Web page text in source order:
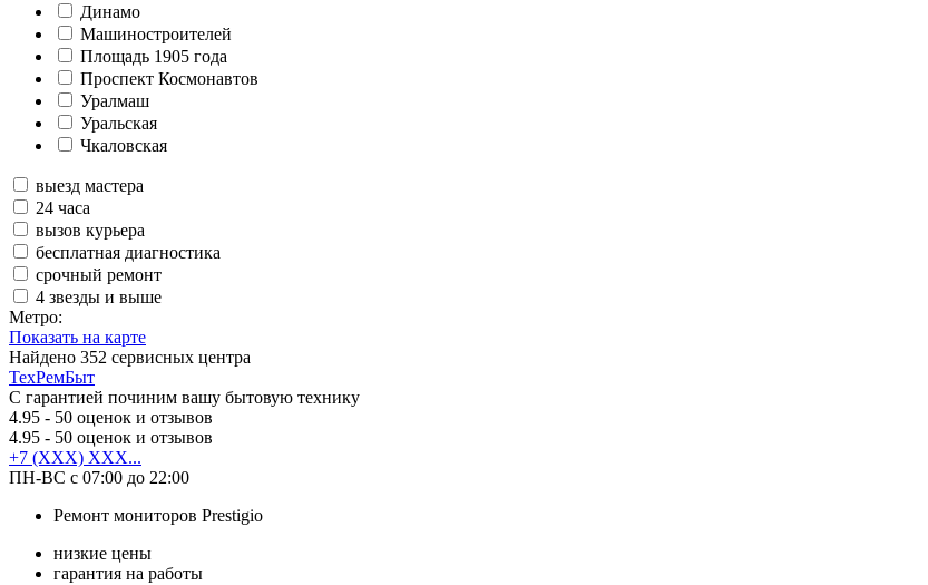
Динамо
Машиностроителей
Площадь 1905 года
Проспект Космонавтов
Уралмаш
Уральская
Чкаловская
выезд мастера
24 часа
вызов курьера
бесплатная диагностика
срочный ремонт
4 звезды и выше
Метро:
Показать на карте
Найдено 352 сервисных центра
ТехРемБыт
С гарантией починим вашу бытовую технику
4.95 - 50 оценок и отзывов
4.95 - 50 оценок и отзывов
+7 (XXX) XXX...
ПН-ВС с 07:00 до 22:00
Ремонт мониторов Prestigio
низкие цены
гарантия на работы